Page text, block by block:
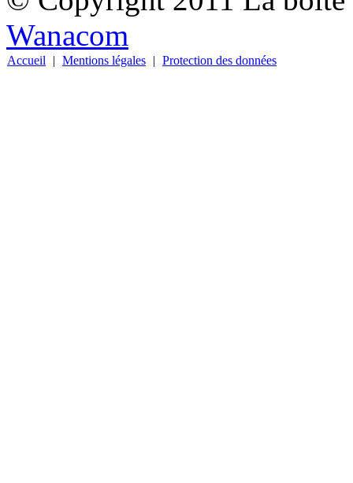
Wanacom
Accueil | Mentions légales | Protection des données